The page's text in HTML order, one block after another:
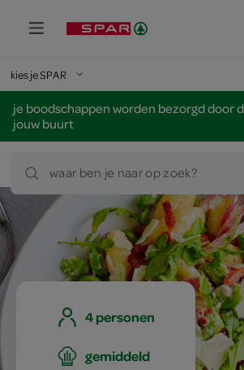
kies je SPAR
je boodschappen worden bezorgd door
jouw buurt
waar ben je naar op zoek?
4 personen
gemiddeld